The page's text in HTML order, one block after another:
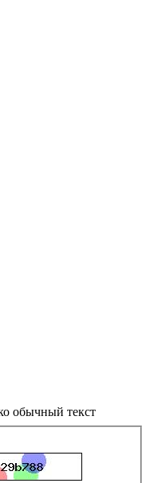
обычный текст